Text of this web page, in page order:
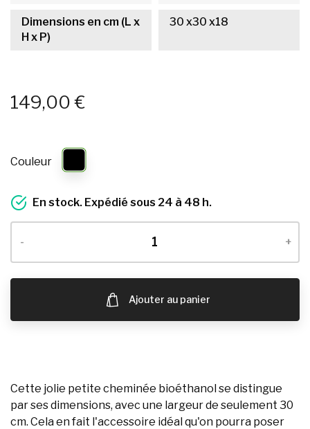
Dimensions en cm (L x
H x P)
30 x30 x18
149,00 €
Couleur
En stock. Expédié sous 24 à 48 h.
- +
Ajouter au panier
Cette jolie petite cheminée bioéthanol se distingue
par ses dimensions, avec une largeur de seulement 30
cm. Cela en fait l'accessoire idéal qu'on pourra poser